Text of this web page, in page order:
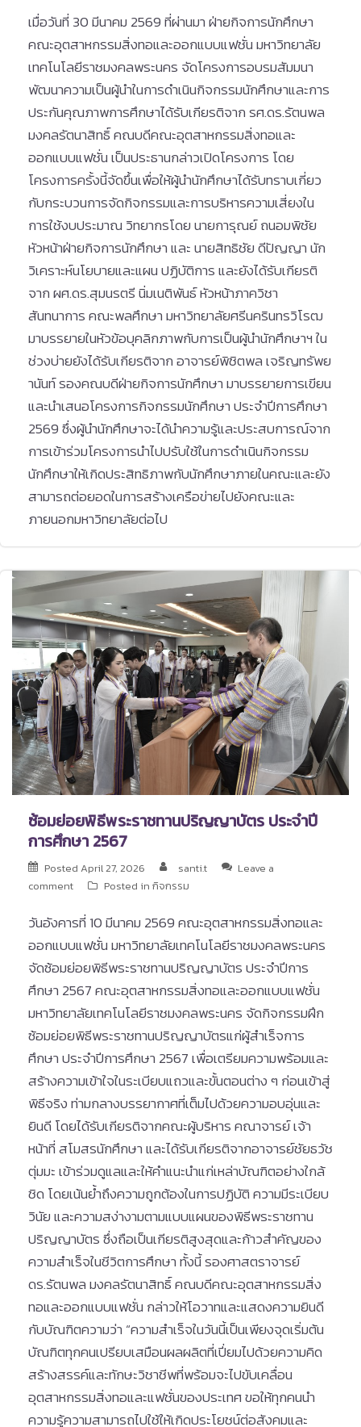
เมื่อวันที่ 30 มีนาคม 2569 ที่ผ่านมา ฝ่ายกิจการนักศึกษา
คณะอุตสาหกรรมสิ่งทอและออกแบบแฟชั่น มหาวิทยาลัย
เทคโนโลยีราชมงคลพระนคร จัดโครงการอบรมสัมมนา
พัฒนาความเป็นผู้นำในการดำเนินกิจกรรมนักศึกษาและการ
ประกันคุณภาพการศึกษาได้รับเกียรติจาก รศ.ดร.รัตนพล
มงคลรัตนาสิทธิ์ คณบดีคณะอุตสาหกรรมสิ่งทอและ
ออกแบบแฟชั่น เป็นประธานกล่าวเปิดโครงการ โดย
โครงการครั้งนี้จัดขึ้นเพื่อให้ผู้นำนักศึกษาได้รับทราบเกี่ยว
กับกระบวนการจัดกิจกรรมและการบริหารความเสี่ยงใน
การใช้งบประมาณ วิทยากรโดย นายการุณย์ ถนอมพิชัย
หัวหน้าฝ่ายกิจการนักศึกษา และ นายสิทธิชัย ดีปัญญา นัก
วิเคราะห์นโยบายและแผน ปฏิบัติการ และยังได้รับเกียรติ
จาก ผศ.ดร.สุมนรตรี นิ่มเนติพันธ์ หัวหน้าภาควิชา
สันทนาการ คณะพลศึกษา มหาวิทยาลัยศรีนครินทรวิโรฒ
มาบรรยายในหัวข้อบุคลิกภาพกับการเป็นผู้นำนักศึกษาฯ ใน
ช่วงบ่ายยังได้รับเกียรติจาก อาจารย์พิชิตพล เจริญทรัพย
านันท์ รองคณบดีฝ่ายกิจการนักศึกษา มาบรรยายการเขียน
และนำเสนอโครงการกิจกรรมนักศึกษา ประจำปีการศึกษา
2569 ซึ่งผู้นำนักศึกษาจะได้นำความรู้และประสบการณ์จาก
การเข้าร่วมโครงการนำไปปรับใช้ในการดำเนินกิจกรรม
นักศึกษาให้เกิดประสิทธิภาพกับนักศึกษาภายในคณะและยัง
สามารถต่อยอดในการสร้างเครือข่ายไปยังคณะและ
ภายนอกมหาวิทยาลัยต่อไป
ซ้อมย่อยพิธีพระราชทานปริญญาบัตร ประจำปี
การศึกษา 2567
Posted April 27, 2026 santi.t
Leave a
comment
Posted in กิจกรรม
วันอังคารที่ 10 มีนาคม 2569 คณะอุตสาหกรรมสิ่งทอและ
ออกแบบแฟชั่น มหาวิทยาลัยเทคโนโลยีราชมงคลพระนคร
จัดซ้อมย่อยพิธีพระราชทานปริญญาบัตร ประจำปีการ
ศึกษา 2567 คณะอุตสาหกรรมสิ่งทอและออกแบบแฟชั่น
มหาวิทยาลัยเทคโนโลยีราชมงคลพระนคร จัดกิจกรรมฝึก
ซ้อมย่อยพิธีพระราชทานปริญญาบัตรแก่ผู้สำเร็จการ
ศึกษา ประจำปีการศึกษา 2567 เพื่อเตรียมความพร้อมและ
สร้างความเข้าใจในระเบียบแถวและขั้นตอนต่าง ๆ ก่อนเข้าสู่
พิธีจริง ท่ามกลางบรรยากาศที่เต็มไปด้วยความอบอุ่นและ
ยินดี โดยได้รับเกียรติจากคณะผู้บริหาร คณาจารย์ เจ้า
หน้าที่ สโมสรนักศึกษา และได้รับเกียรติจากอาจารย์ชัยธวัช
ตุ่มมะ เข้าร่วมดูแลและให้คำแนะนำแก่เหล่าบัณฑิตอย่างใกล้
ชิด โดยเน้นย้ำถึงความถูกต้องในการปฏิบัติ ความมีระเบียบ
วินัย และความสง่างามตามแบบแผนของพิธีพระราชทาน
ปริญญาบัตร ซึ่งถือเป็นเกียรติสูงสุดและก้าวสำคัญของ
ความสำเร็จในชีวิตการศึกษา ทั้งนี้ รองศาสตราจารย์
ดร.รัตนพล มงคลรัตนาสิทธิ์ คณบดีคณะอุตสาหกรรมสิ่ง
ทอและออกแบบแฟชั่น กล่าวให้โอวาทและแสดงความยินดี
กับบัณฑิตความว่า “ความสำเร็จในวันนี้เป็นเพียงจุดเริ่มต้น
บัณฑิตทุกคนเปรียบเสมือนผลผลิตที่เปี่ยมไปด้วยความคิด
สร้างสรรค์และทักษะวิชาชีพที่พร้อมจะไปขับเคลื่อน
อุตสาหกรรมสิ่งทอและแฟชั่นของประเทศ ขอให้ทุกคนนำ
ความรู้ความสามารถไปใช้ให้เกิดประโยชน์ต่อสังคมและ